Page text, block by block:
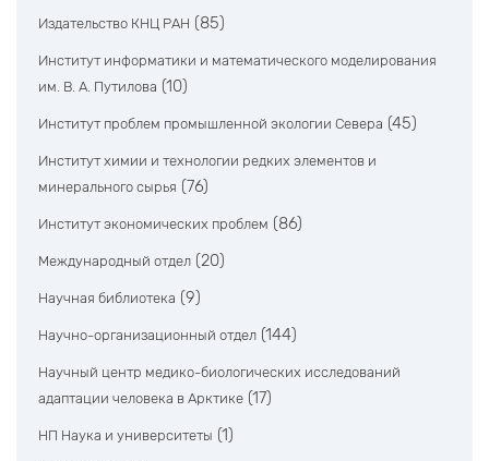
Издательство КНЦ РАН (85)
Институт информатики и математического моделирования
им. В. А. Путилова (10)
Институт проблем промышленной экологии Севера (45)
Институт химии и технологии редких элементов и
минерального сырья (76)
Институт экономических проблем (86)
Международный отдел (20)
Научная библиотека (9)
Научно-организационный отдел (144)
Научный центр медико-биологических исследований
адаптации человека в Арктике (17)
НП Наука и университеты (1)